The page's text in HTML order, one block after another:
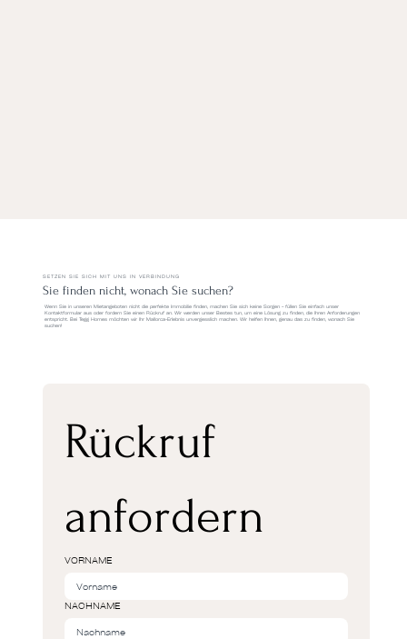
SETZEN SIE SICH MIT UNS IN VERBINDUNG
Sie finden nicht, wonach Sie suchen?
Wenn Sie in unseren Mietangeboten nicht die perfekte Immobilie finden, machen Sie sich keine Sorgen – füllen Sie einfach unser
Kontaktformular aus oder fordern Sie einen Rückruf an. Wir werden unser Bestes tun, um eine Lösung zu finden, die Ihren Anforderungen
entspricht. Bei Tegg Homes möchten wir Ihr Mallorca-Erlebnis unvergesslich machen. Wir helfen Ihnen, genau das zu finden, wonach Sie
suchen!
Rückruf
anfordern
VORNAME
NACHNAME